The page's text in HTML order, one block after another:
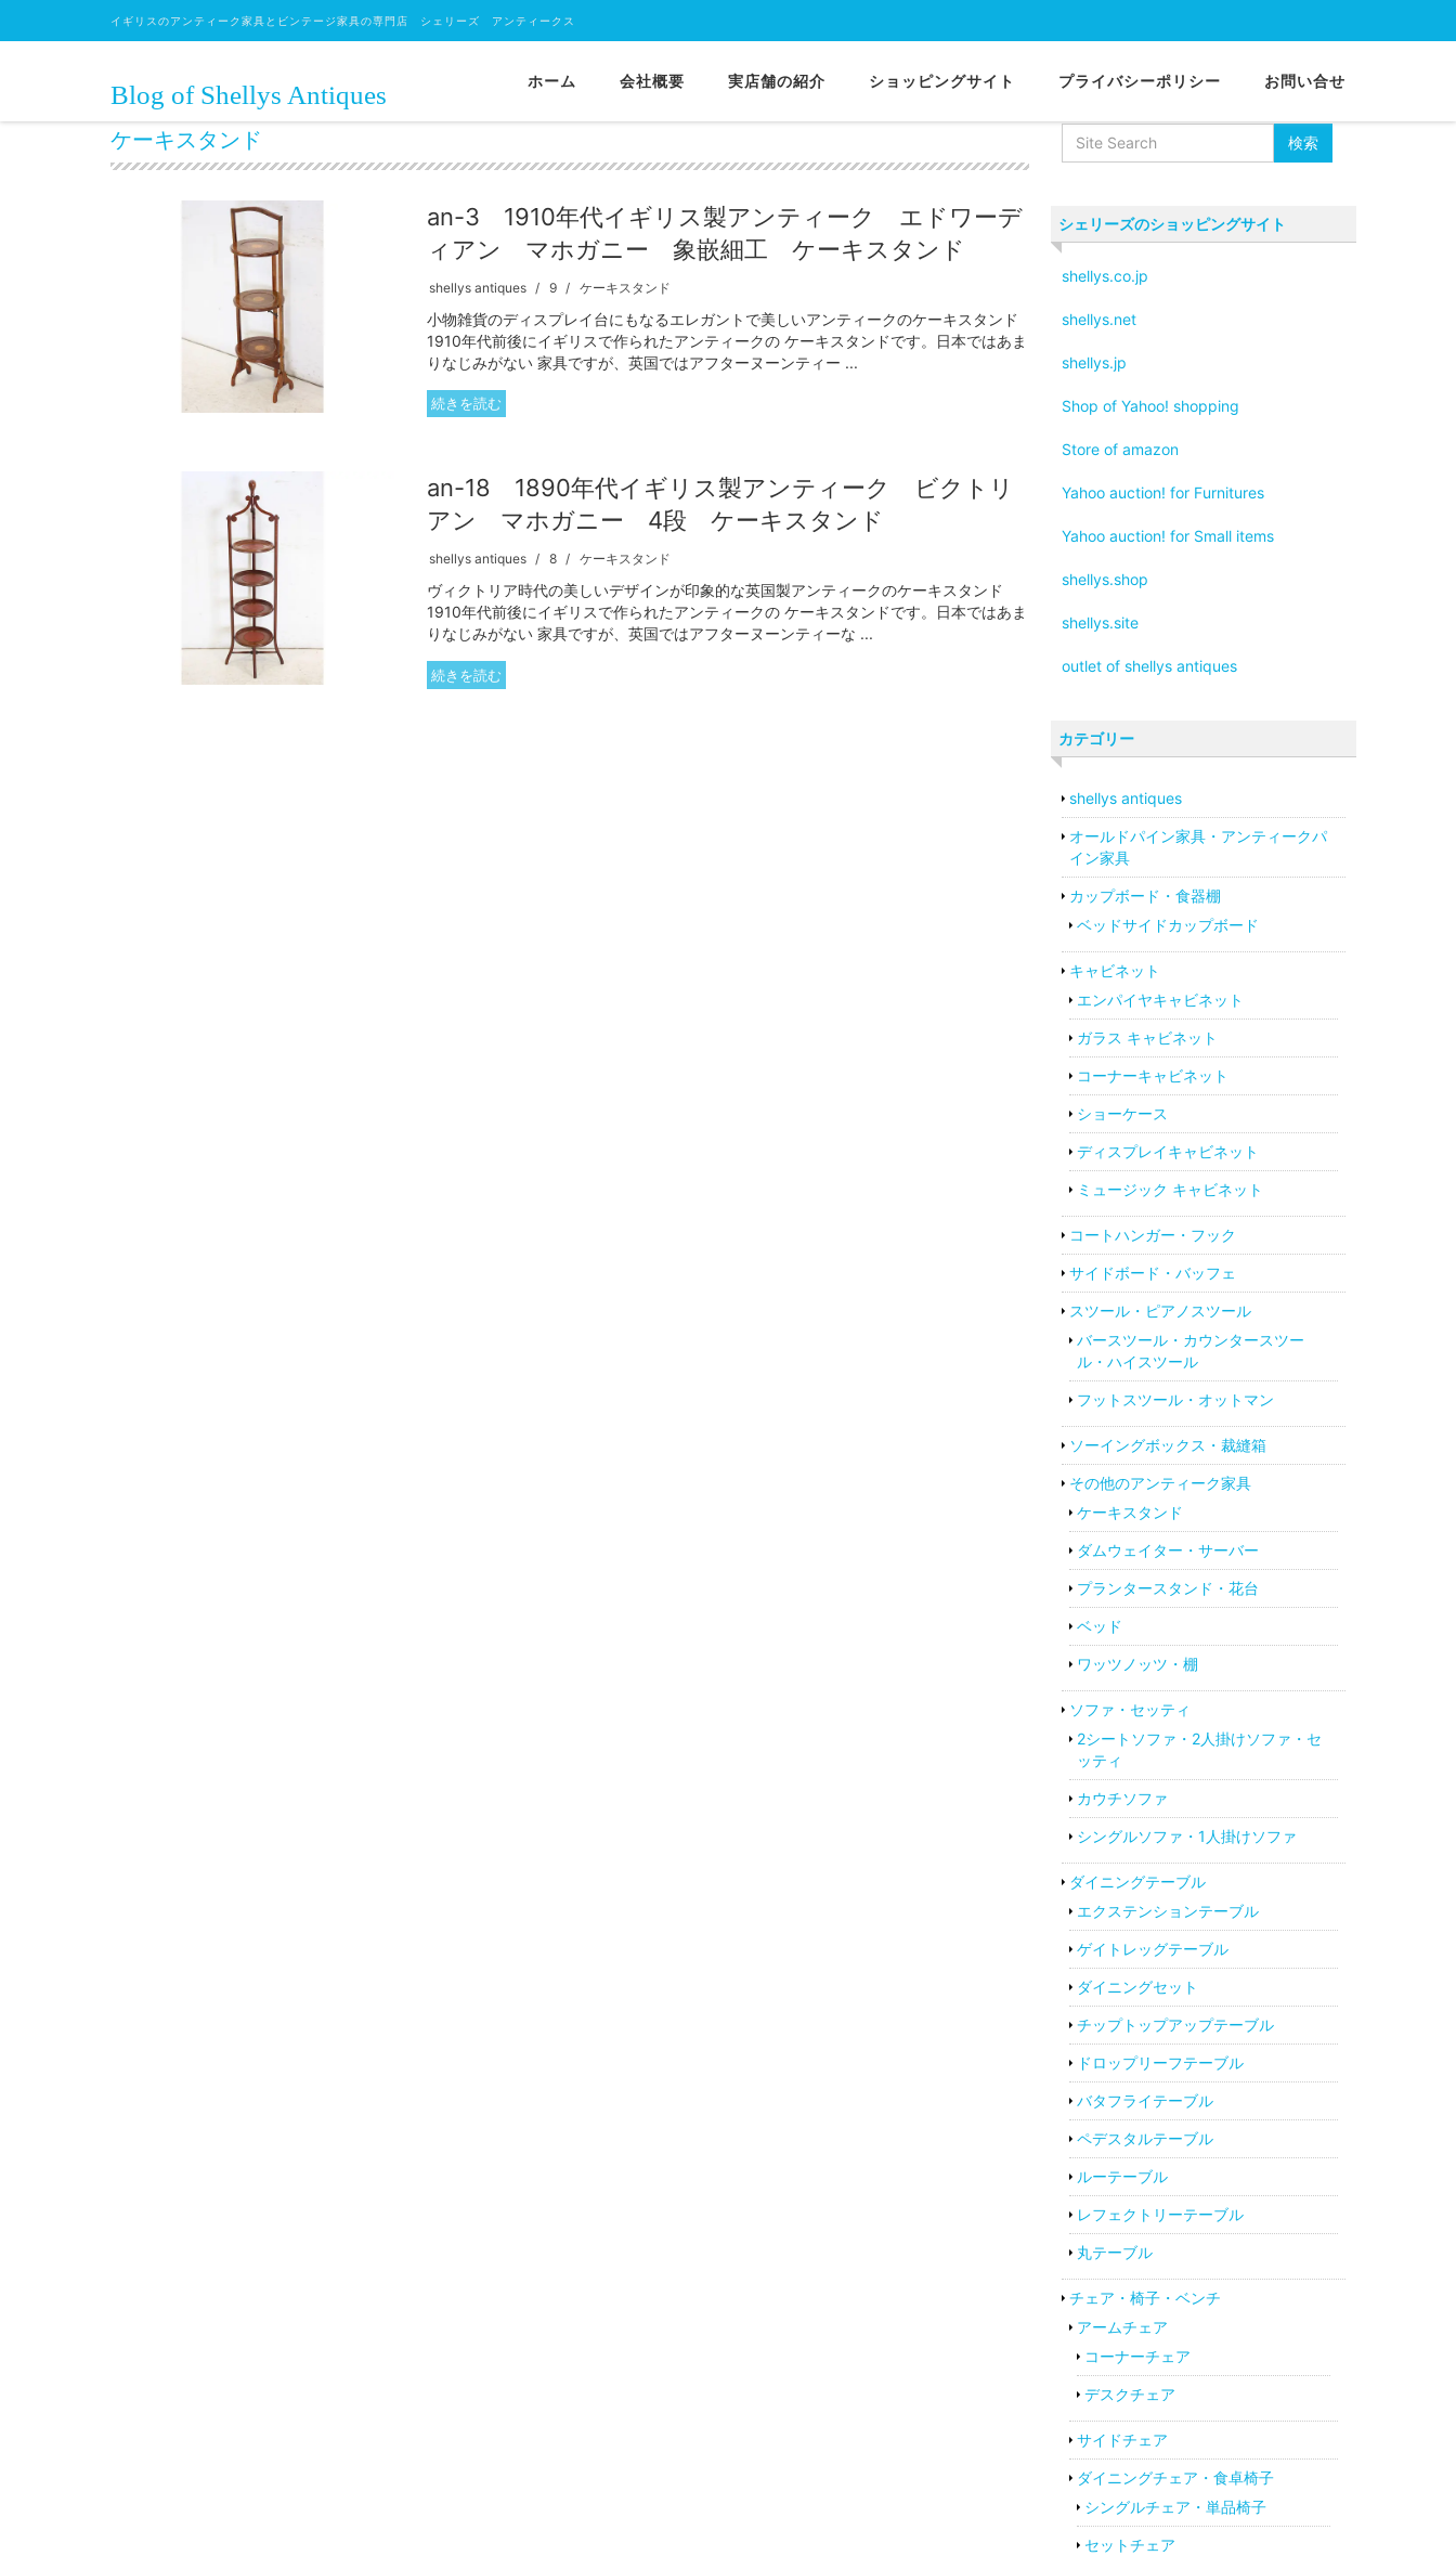
イギリスのアンティーク家具とビンテージ家具の専門店 シェリーズ アンティークス
Blog of Shellys Antiques ホーム 会社概要 実店舗の紹介 ショッピングサイト プライバシーポリシー お問い合せ
ケーキスタンド
an-3 1910年代イギリス製アンティーク エドワーデ
ィアン マホガニー 象嵌細工 ケーキスタンド
shellys antiques 9 ケーキスタンド
小物雑貨のディスプレイ台にもなるエレガントで美しいアンティークのケーキスタンド
1910年代前後にイギリスで作られたアンティークの ケーキスタンドです。日本ではあま
りなじみがない 家具ですが、英国ではアフターヌーンティー ...
続きを読む
an-18 1890年代イギリス製アンティーク ビクトリ
アン マホガニー 4段 ケーキスタンド
shellys antiques 8 ケーキスタンド
ヴィクトリア時代の美しいデザインが印象的な英国製アンティークのケーキスタンド
1910年代前後にイギリスで作られたアンティークの ケーキスタンドです。日本ではあま
りなじみがない 家具ですが、英国ではアフターヌーンティーな ...
続きを読む
シェリーズのショッピングサイト
shellys.co.jp
shellys.net
shellys.jp
Shop of Yahoo! shopping
Store of amazon
Yahoo auction! for Furnitures
Yahoo auction! for Small items
shellys.shop
shellys.site
outlet of shellys antiques
カテゴリー
shellys antiques
オールドパイン家具・アンティークパ
イン家具
カップボード・食器棚
ベッドサイドカップボード
キャビネット
エンパイヤキャビネット
ガラス キャビネット
コーナーキャビネット
ショーケース
ディスプレイキャビネット
ミュージック キャビネット
コートハンガー・フック
サイドボード・バッフェ
スツール・ピアノスツール
バースツール・カウンタースツー
ル・ハイスツール
フットスツール・オットマン
ソーイングボックス・裁縫箱
その他のアンティーク家具
ケーキスタンド
ダムウェイター・サーバー
プランタースタンド・花台
ベッド
ワッツノッツ・棚
ソファ・セッティ
2シートソファ・2人掛けソファ・セ
ッティ
カウチソファ
シングルソファ・1人掛けソファ
ダイニングテーブル
エクステンションテーブル
ゲイトレッグテーブル
ダイニングセット
チップトップアップテーブル
ドロップリーフテーブル
バタフライテーブル
ペデスタルテーブル
ルーテーブル
レフェクトリーテーブル
丸テーブル
チェア・椅子・ベンチ
アームチェア
コーナーチェア
デスクチェア
サイドチェア
ダイニングチェア・食卓椅子
シングルチェア・単品椅子
セットチェア